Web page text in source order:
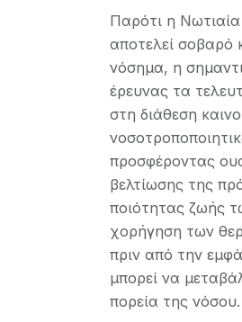
Παρότι η
αποτελεί σοβαρό
νόσημα, η
έρευνας τα
στη διάθεση
προσφέροντας
βελτίωσης της
ποιότητας ζωής
χορήγηση των
πριν από την
μπορεί να
πορεία της νόσου.